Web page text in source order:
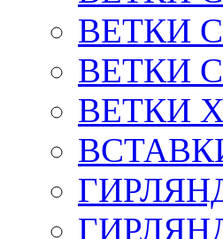
ВЕТКИ
ВЕТКИ
ВЕТКИ